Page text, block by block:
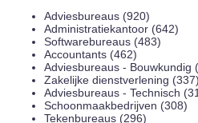
Adviesbureaus (920)
Administratiekantoor (642)
Softwarebureaus (483)
Accountants (462)
Adviesbureaus - Bouwkundig
Zakelijke dienstverlening (337)
Adviesbureaus - Technisch
Schoonmaakbedrijven (308)
Tekenbureaus (296)